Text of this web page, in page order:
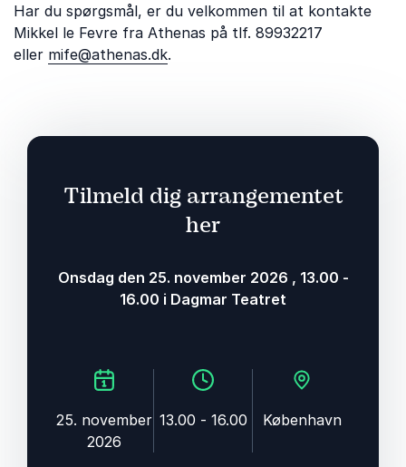
Har du spørgsmål, er du velkommen til at kontakte
Mikkel le Fevre fra Athenas på tlf. 89932217
eller mife@athenas.dk.
Tilmeld dig arrangementet
her
onsdag den 25. november 2026 , 13.00 -
16.00 i Dagmar Teatret
25. november
2026
13.00 - 16.00 København